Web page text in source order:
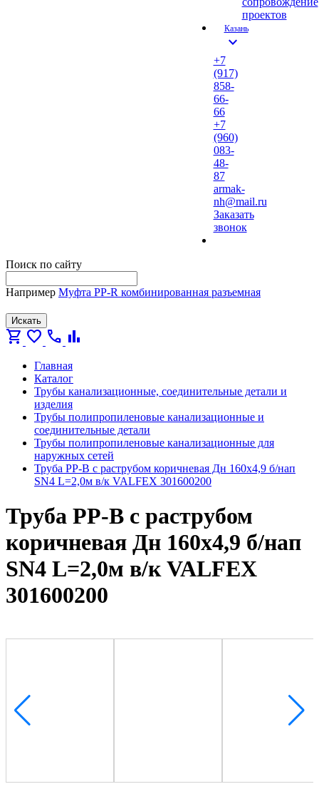
проектов
Казань
expand_more
+7
(917)
858-
66-
66
+7
(960)
083-
48-
87
armak-
nh@mail.ru
Заказать
звонок
Поиск по сайту
Например Муфта PP-R комбинированная разъемная
Искать
shopping_cart favorite call bar_chart
Главная
Каталог
Трубы канализационные, соединительные детали и
изделия
Трубы полипропиленовые канализационные и
соединительные детали
Трубы полипропиленовые канализационные для
наружных сетей
Труба PP-B с раструбом коричневая Дн 160х4,9 б/нап
SN4 L=2,0м в/к VALFEX 301600200
Труба PP-B с раструбом
коричневая Дн 160х4,9 б/нап
SN4 L=2,0м в/к VALFEX
301600200